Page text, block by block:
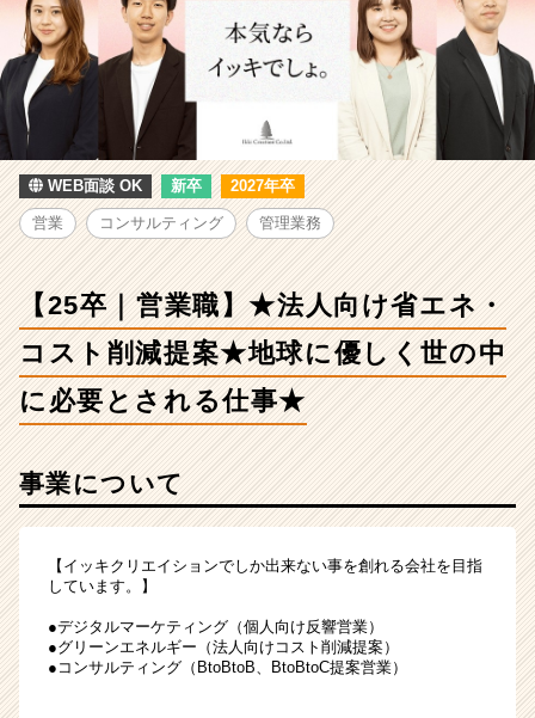
【25
｜
業
職】
★
法
け
省
エ
ネ・
コ
減
案
球
に
WEB面談 OK 新卒 2027年卒
営業 コンサルティング 管理業務
【25卒｜営業職】★法人向け省エネ・
コスト削減提案★地球に優しく世の中
に必要とされる仕事★
事業について
【イッキクリエイションでしか出来ない事を創れる会社を目指
しています。】
●デジタルマーケティング（個人向け反響営業）
●グリーンエネルギー（法人向けコスト削減提案）
●コンサルティング（BtoBtoB、BtoBtoC提案営業）